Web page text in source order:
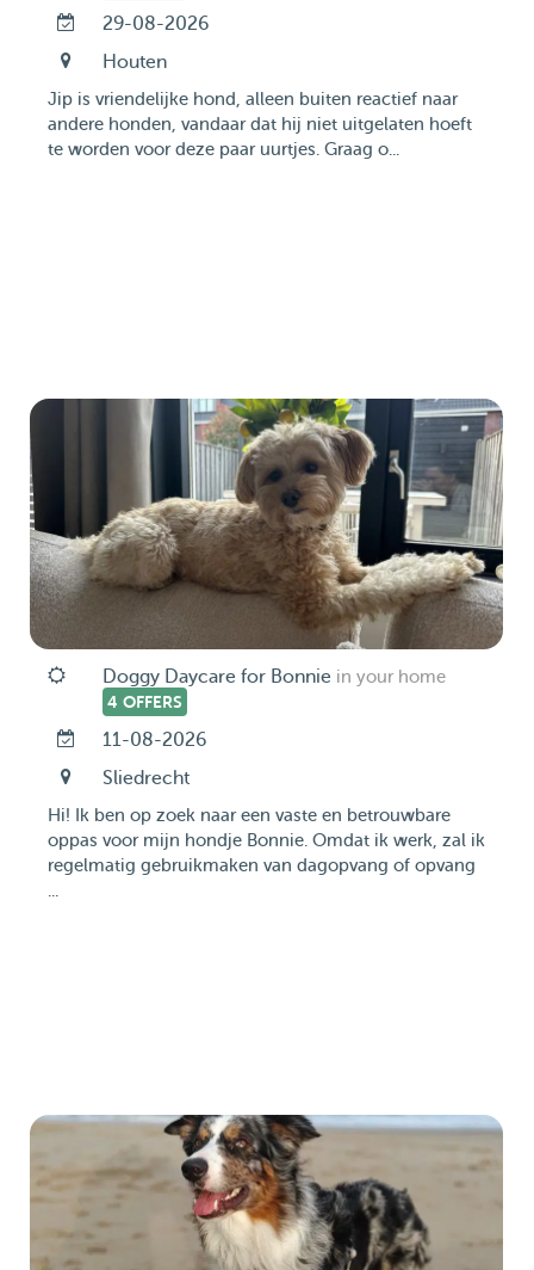
29-08-2026
Houten
Jip is vriendelijke hond, alleen buiten reactief naar
andere honden, vandaar dat hij niet uitgelaten hoeft
te worden voor deze paar uurtjes. Graag o...
Doggy Daycare for Bonnie in your home
4 OFFERS
11-08-2026
Sliedrecht
Hi! Ik ben op zoek naar een vaste en betrouwbare
oppas voor mijn hondje Bonnie. Omdat ik werk, zal ik
regelmatig gebruikmaken van dagopvang of opvang
...